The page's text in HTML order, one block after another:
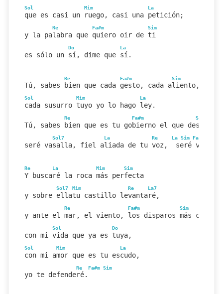
Sol Mim La
que es casi un ruego, casi una petición;
Re Fa#m Sim
y la palabra que quiero oir de ti
Do La
es sólo un sí, dime que sí.
Re Fa#m Sim
Tú, sabes bien que cada gesto, cada aliento,
Sol Mim La
cada susurro tuyo yo lo hago ley.
Re Fa#m Sim
Tú, sabes bien que es tu gobierno el que deseo,
Sol7 La Re La Sim Fa#m
seré vasalla, fiel aliada de tu voz,  seré
Re La Mim Sim
Y buscaré la roca más perfecta
Sol7 Mim Re La7
y sobre ellatu castillo levantaré,
Re Fa#m Sim
y ante el mar, el viento, los disparos más
Sol Do
con mi vida que ya es tuya,
Sol Mim La
con mi amor que es tu escudo,
Re Fa#m Sim
yo te defenderé.